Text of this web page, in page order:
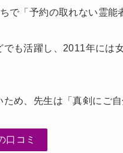
で「予約の取れない霊能
も活躍し、2011年には
ため、先生は「真剣にご
口コミ